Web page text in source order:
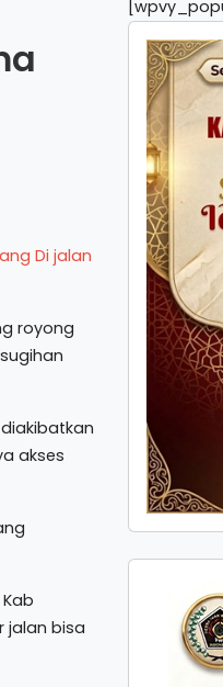
royong
akses
jalan bisa